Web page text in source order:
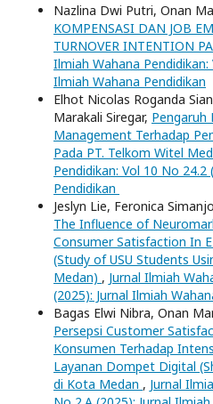
Nazlina Dwi Putri, Onan
KOMPENSASI DAN JOB
TURNOVER INTENTION
Ilmiah Wahana
Ilmiah Wahana Pendidikan
Elhot Nicolas Roganda
Marakali Siregar, Pengaruh
Management Terhadap
Pada PT. Telkom Witel
Pendidikan: Vol 10 No 24.2
Pendidikan
Jeslyn Lie, Feronica
The Influence of
Consumer Satisfaction In
(Study of USU Students
Medan) , Jurnal Ilmiah
(2025): Jurnal Ilmiah
Bagas Elwi Nibra, Onan
Persepsi Customer
Konsumen Terhadap
Layanan Dompet Digital
di Kota Medan , Jurnal